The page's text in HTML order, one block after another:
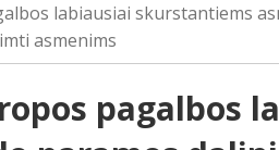
labiausiai skurstantiems
asmenims
pagalbos